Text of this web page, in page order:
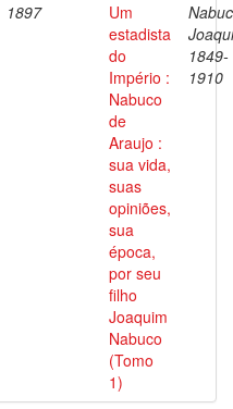
1897
Um
estadista
do
Império :
Nabuco
de
Araujo :
sua vida,
suas
opiniões,
sua
época,
por seu
filho
Joaquim
Nabuco
(Tomo
1)
1849-
1910